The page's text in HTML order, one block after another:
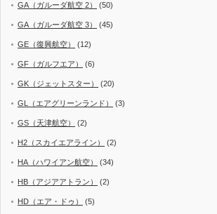
GA（ガルーダ航空 2） (50)
GA（ガルーダ航空 3） (45)
GE（復興航空） (12)
GF（ガルフエア） (6)
GK（ジェットスター） (20)
GL（エアグリーンランド） (3)
GS（天津航空） (2)
H2（スカイエアライン） (2)
HA（ハワイアン航空） (34)
HB（アジアアトラン） (2)
HD（エア・ドゥ） (5)